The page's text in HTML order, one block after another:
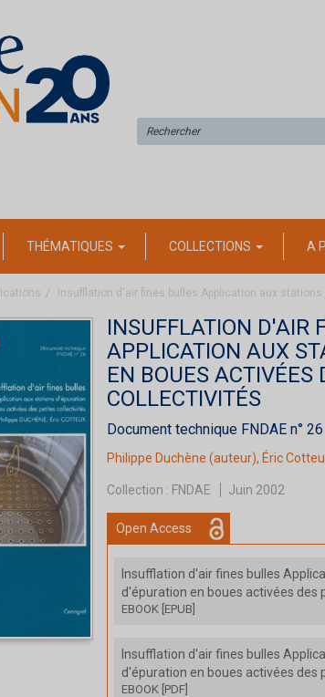
THÉMATIQUES COLLECTIONS A
Insufflation d'air fines bulles Application aux
INSUFFLATION D'AIR
APPLICATION AUX
EN BOUES ACTIVÉES
COLLECTIVITÉS
Document technique FNDAE n° 26
Philippe Duchène (auteur), Éric
Collection : FNDAE Juin 2002
Open Access
Insufflation d'air fines bulles
d'épuration en boues activées des
EBOOK [EPUB]
Insufflation d'air fines bulles
d'épuration en boues activées des
EBOOK [PDF]